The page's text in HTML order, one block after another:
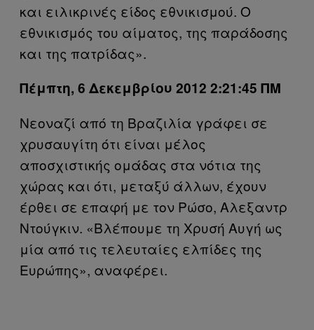
και ειλικρινές είδος εθνικισμού. Ο
εθνικισμός του αίματος, της παράδοσης
και της πατρίδας».
Πέμπτη, 6 Δεκεμβρίου 2012 2:21:45 ΠΜ
Νεοναζί από τη Βραζιλία γράφει σε
χρυσαυγίτη ότι είναι μέλος
αποσχιστικής ομάδας στα νότια της
χώρας και ότι, μεταξύ άλλων, έχουν
έρθει σε επαφή με τον Ρώσο, Αλεξαντρ
Ντούγκιν. «Βλέπουμε τη Χρυσή Αυγή ως
μία από τις τελευταίες ελπίδες της
Ευρώπης», αναφέρει.